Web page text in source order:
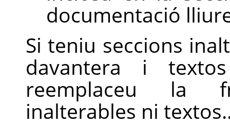
documentació
Si teniu seccions
davantera i
reemplaceu la
inalterables ni